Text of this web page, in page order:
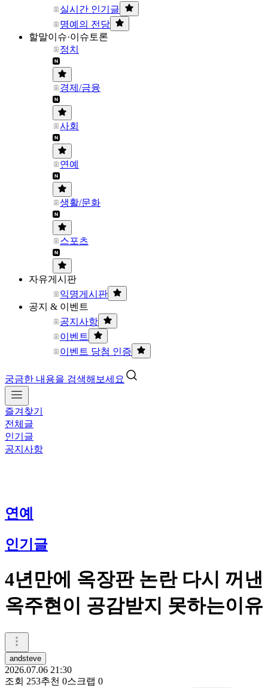
실시간 인기글
명예의 전당
할말이슈·이슈토론
정치
경제/금융
사회
연예
생활/문화
스포츠
자유게시판
익명게시판
공지 & 이벤트
공지사항
이벤트
이벤트 당첨 인증
궁금한 내용을 검색해보세요
즐겨찾기
전체글
인기글
공지사항
연예
인기글
4년만에 옥장판 논란 다시 꺼낸
옥주현이 공감받지 못하는이유
andsteve
2026.07.06 21:30
조회 253추천 0스크랩 0